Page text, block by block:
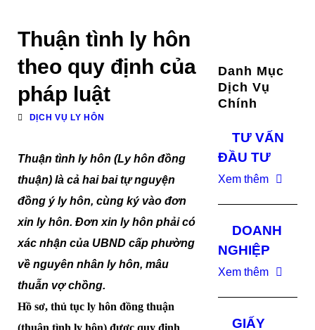
Thuận tình ly hôn
theo quy định của
pháp luật
DỊCH VỤ LY HÔN
Thuận tình ly hôn (Ly hôn đồng
thuận) là cả hai bai tự nguyện
đồng ý ly hôn, cùng ký vào đơn
xin ly hôn. Đơn xin ly hôn phải có
xác nhận của UBND cấp phường
về nguyên nhân ly hôn, mâu
thuẫn vợ chồng.
Hồ sơ, thủ tục ly hôn đồng thuận
(thuận tình ly hôn) được quy định
Danh Mục
Dịch Vụ
Chính
TƯ VẤN
ĐẦU TƯ
Xem thêm
DOANH
NGHIỆP
Xem thêm
GIẤY